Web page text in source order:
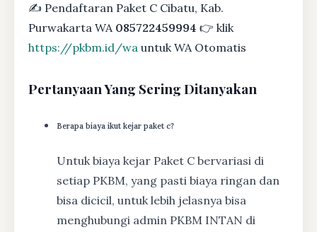
✍ Pendaftaran Paket C Cibatu, Kab.
Purwakarta WA 085722459994 👉 klik
https://pkbm.id/wa untuk WA Otomatis
Pertanyaan Yang Sering Ditanyakan
Berapa biaya ikut kejar paket c?
Untuk biaya kejar Paket C bervariasi di
setiap PKBM, yang pasti biaya ringan dan
bisa dicicil, untuk lebih jelasnya bisa
menghubungi admin PKBM INTAN di